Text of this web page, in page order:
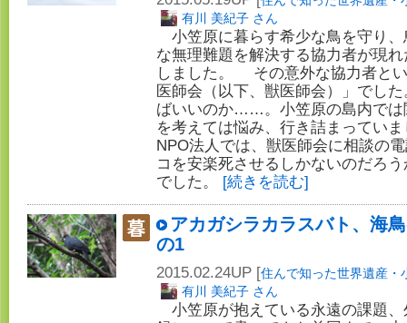
有川 美紀子 さん
小笠原に暮らす希少な鳥を守り
な無理難題を解決する協力者が現
しました。 その意外な協力者と
医師会（以下、獣医師会）」でし
ばいいのか……。小笠原の島内では
を考えては悩み、行き詰まってい
NPO法人では、獣医師会に相談の
コを安楽死させるしかないのだろ
でした。 [続きを読む]
アカガシラカラスバト、海
の1
2015.02.24UP [住んで知った世界遺産・
有川 美紀子 さん
小笠原が抱えている永遠の課題